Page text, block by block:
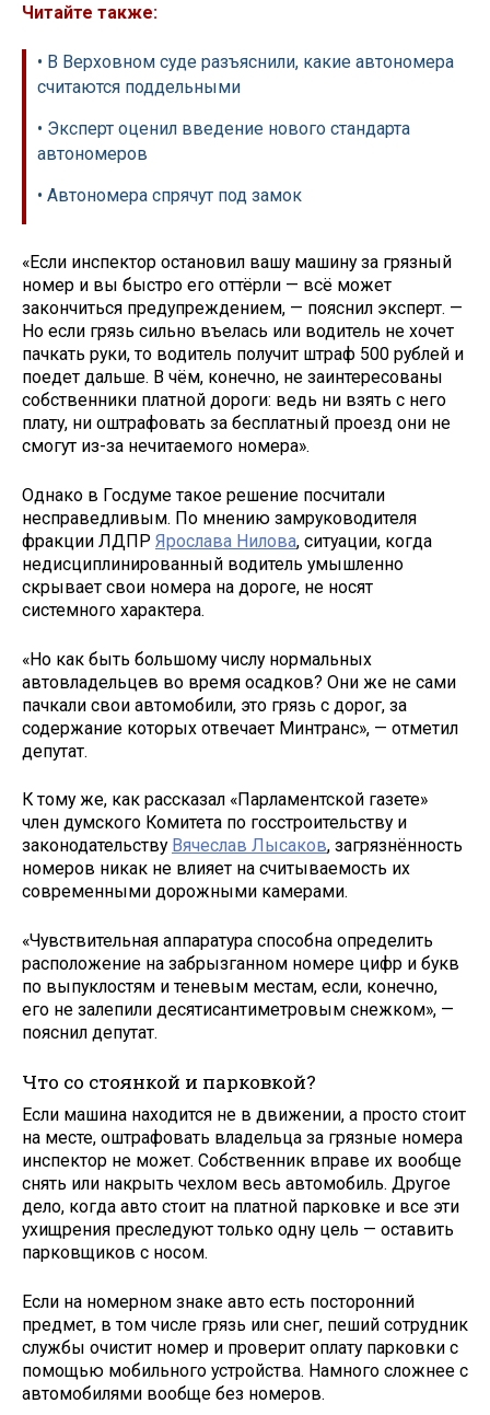
Читайте также:
• В Верховном суде разъяснили, какие автономера
считаются поддельными
• Эксперт оценил введение нового стандарта
автономеров
• Автономера спрячут под замок
«Если инспектор остановил вашу машину за грязный
номер и вы быстро его оттёрли — всё может
закончиться предупреждением, — пояснил эксперт. —
Но если грязь сильно въелась или водитель не хочет
пачкать руки, то водитель получит штраф 500 рублей и
поедет дальше. В чём, конечно, не заинтересованы
собственники платной дороги: ведь ни взять с него
плату, ни оштрафовать за бесплатный проезд они не
смогут из-за нечитаемого номера».
Однако в Госдуме такое решение посчитали
несправедливым. По мнению замруководителя
фракции ЛДПР Ярослава Нилова, ситуации, когда
недисциплинированный водитель умышленно
скрывает свои номера на дороге, не носят
системного характера.
«Но как быть большому числу нормальных
автовладельцев во время осадков? Они же не сами
пачкали свои автомобили, это грязь с дорог, за
содержание которых отвечает Минтранс», — отметил
депутат.
К тому же, как рассказал «Парламентской газете»
член думского Комитета по госстроительству и
законодательству Вячеслав Лысаков, загрязнённость
номеров никак не влияет на считываемость их
современными дорожными камерами.
«Чувствительная аппаратура способна определить
расположение на забрызганном номере цифр и букв
по выпуклостям и теневым местам, если, конечно,
его не залепили десятисантиметровым снежком», —
пояснил депутат.
Что со стоянкой и парковкой?
Если машина находится не в движении, а просто стоит
на месте, оштрафовать владельца за грязные номера
инспектор не может. Собственник вправе их вообще
снять или накрыть чехлом весь автомобиль. Другое
дело, когда авто стоит на платной парковке и все эти
ухищрения преследуют только одну цель — оставить
парковщиков с носом.
Если на номерном знаке авто есть посторонний
предмет, в том числе грязь или снег, пеший сотрудник
службы очистит номер и проверит оплату парковки с
помощью мобильного устройства. Намного сложнее с
автомобилями вообще без номеров.